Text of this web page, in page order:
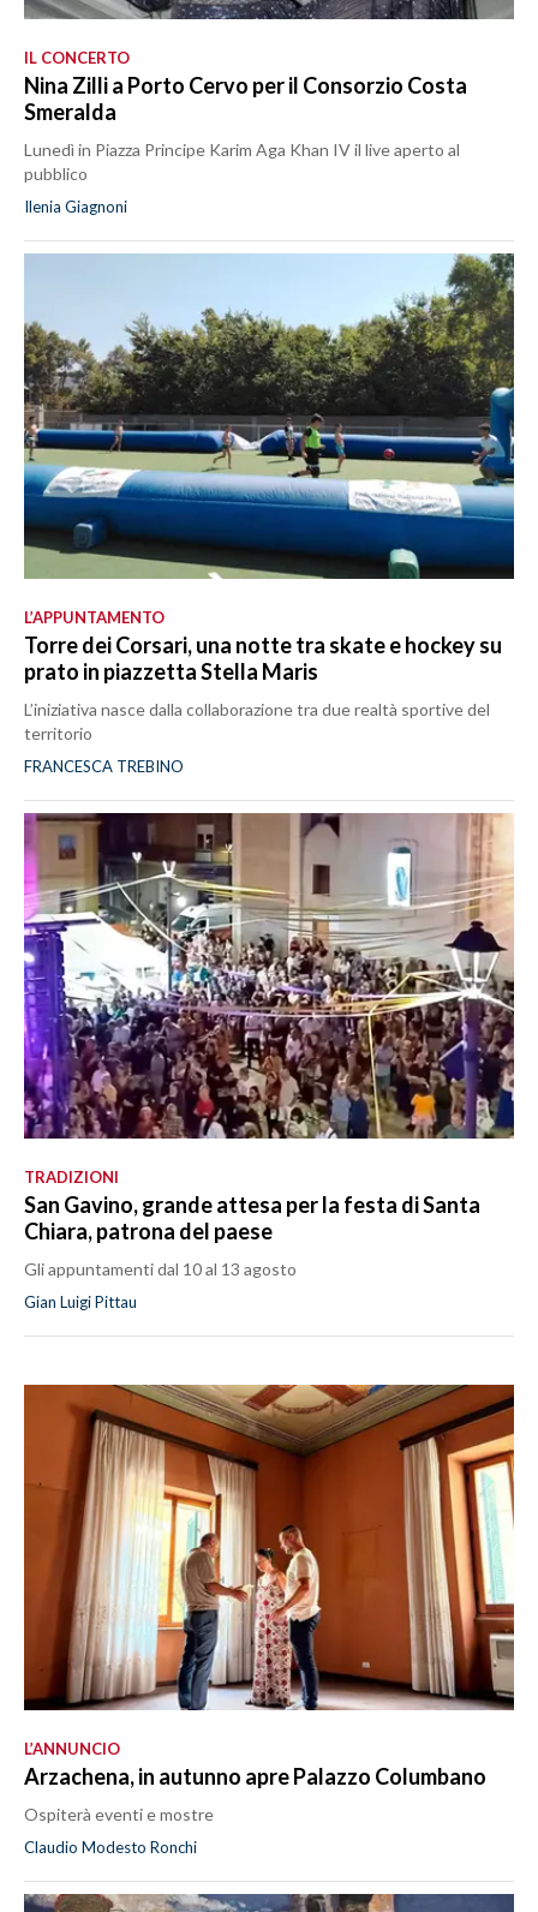
IL CONCERTO
Nina Zilli a Porto Cervo per il Consorzio Costa
Smeralda
Lunedì in Piazza Principe Karim Aga Khan IV il live aperto al
pubblico
Ilenia Giagnoni
L’APPUNTAMENTO
Torre dei Corsari, una notte tra skate e hockey su
prato in piazzetta Stella Maris
L’iniziativa nasce dalla collaborazione tra due realtà sportive del
territorio
FRANCESCA TREBINO
TRADIZIONI
San Gavino, grande attesa per la festa di Santa
Chiara, patrona del paese
Gli appuntamenti dal 10 al 13 agosto
Gian Luigi Pittau
L’ANNUNCIO
Arzachena, in autunno apre Palazzo Columbano
Ospiterà eventi e mostre
Claudio Modesto Ronchi